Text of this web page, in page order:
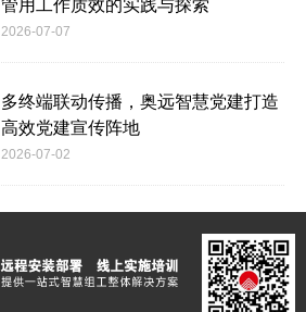
管用工作质效的实践与探索
2026-07-07
多终端联动传播，奥远智慧党建打造
高效党建宣传阵地
2026-07-02